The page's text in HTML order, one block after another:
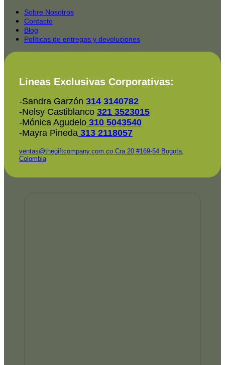
2025-
Sobre Nosotros
Contacto
Blog
Políticas de entregas y devoluciones
Líneas Exclusivas Corporativas:
-Sandra Garzón 314 3140782
-Nelsy Castiblanco 321 3523015
-Mónica Agudelo 310 5043540
-Mayra Pineda 313 2118057
ventas@thegiftcompany.com.co Cra 20 #169-54 Bogota,
Colombia